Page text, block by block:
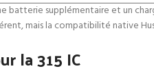
supplémentaire et un
mais la compatibilité native
la 315 IC